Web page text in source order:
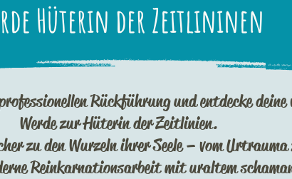
Hüterin der Zeitlininen
Rückführung und entdecke
Werde zur Hüterin der Zeitlinien.
zu den Wurzeln ihrer Seele – vom
Reinkarnationsarbeit mit uraltem